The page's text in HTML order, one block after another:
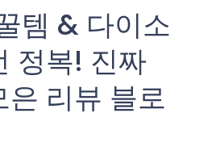
템 & 다이소
정복! 진짜
은 리뷰 블로